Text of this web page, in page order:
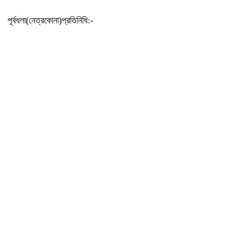
পূর্বধলা(নেত্রকোনা)প্রতিনিধি:-